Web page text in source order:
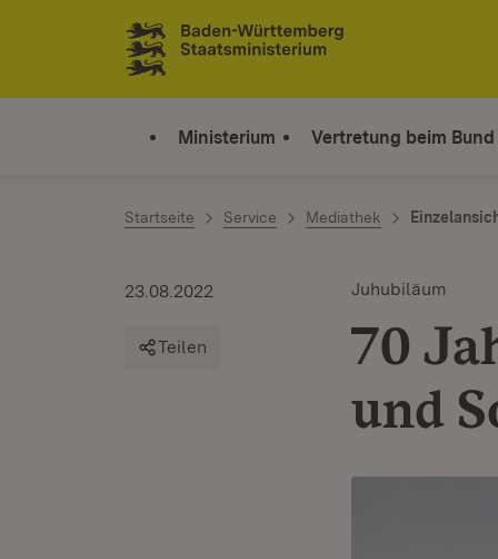
Zum Inhalt springen
Link zur Startseite
Ministerium Vertretung beim Bund
Startseite Service Mediathek
Juhubiläum
70
und
23.08.2022
Teilen